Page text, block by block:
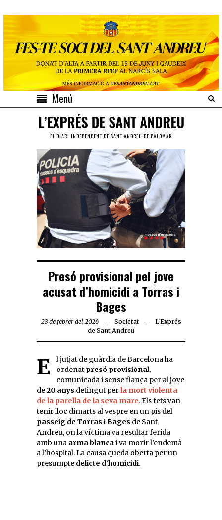
Menú
EL DIARI INDEPENDENT DE SANT ANDREU DE PALOMAR
Presó provisional pel jove
acusat d’homicidi a Torras i
Bages
23 de febrer del 2026 Societat
L'Exprés
de Sant Andreu
El jutjat de guàrdia de Barcelona ha ordenat presó provisional,
comunicada i sense fiança per al jove
de20 anys detingut perla mort violenta
de la parella de la seva mare. Els fets van
tenir lloc dimarts al vespre en un pis del
passeig de Torras i Bages de Sant
Andreu, on la víctima va resultar ferida
amb una arma blancai va morir l’endemà
a l’hospital. La causa queda oberta per un
presumpte delicte d’homicidi.